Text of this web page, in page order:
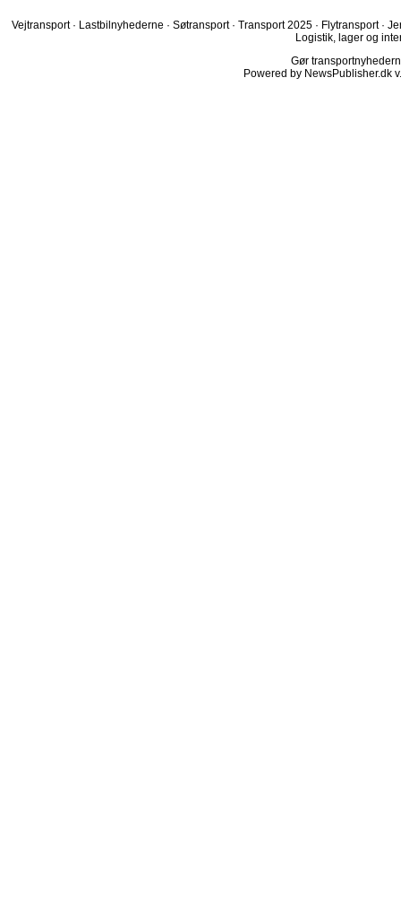
Vejtransport · Lastbilnyhederne · Søtransport · Transport 2025 · Flytransport ·
Logistik, lager og
Gør
Powered by NewsPublisher.dk